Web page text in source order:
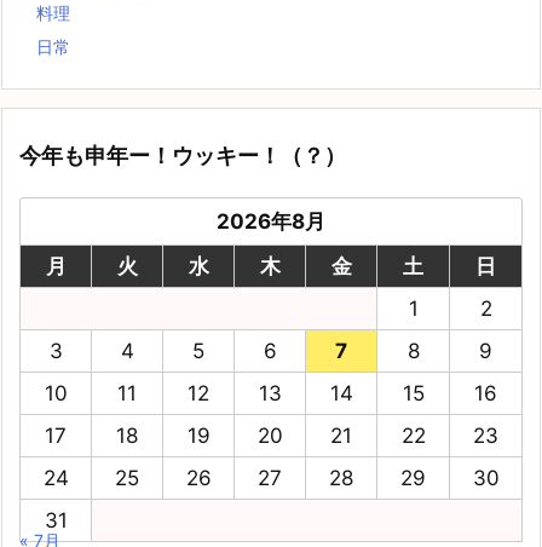
料理
日常
今年も申年ー！ウッキー！（？）
2026年8月
月
火 水 木 金 土
日
1
2
3
4 5 6 7 8
9
10
11 12 13 14 15
16
17
18 19 20 21 22
23
24
25 26 27 28 29
30
31
« 7月